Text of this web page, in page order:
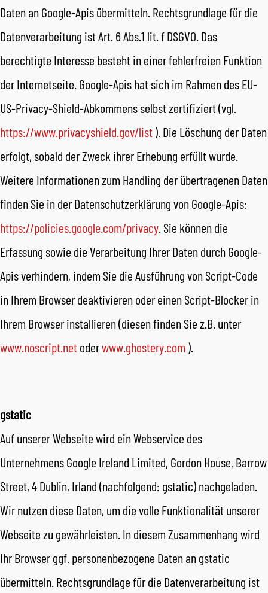
Daten an Google-Apis übermitteln. Rechtsgrundlage für die
Datenverarbeitung ist Art. 6 Abs.1 lit. f DSGVO. Das
berechtigte Interesse besteht in einer fehlerfreien Funktion
der Internetseite. Google-Apis hat sich im Rahmen des EU-
US-Privacy-Shield-Abkommens selbst zertifiziert (vgl.
https://www.privacyshield.gov/list). Die Löschung der Daten
erfolgt, sobald der Zweck ihrer Erhebung erfüllt wurde.
Weitere Informationen zum Handling der übertragenen Daten
finden Sie in der Datenschutzerklärung von Google-Apis:
https://policies.google.com/privacy . Sie können die
Erfassung sowie die Verarbeitung Ihrer Daten durch Google-
Apis verhindern, indem Sie die Ausführung von Script-Code
in Ihrem Browser deaktivieren oder einen Script-Blocker in
Ihrem Browser installieren (diesen finden Sie z.B. unter
www.noscript.netoderwww.ghostery.com ).
gstatic
Auf unserer Webseite wird ein Webservice des
Unternehmens Google Ireland Limited, Gordon House, Barrow
Street, 4 Dublin, Irland (nachfolgend: gstatic) nachgeladen.
Wir nutzen diese Daten, um die volle Funktionalität unserer
Webseite zu gewährleisten. In diesem Zusammenhang wird
Ihr Browser ggf. personenbezogene Daten an gstatic
übermitteln. Rechtsgrundlage für die Datenverarbeitung ist